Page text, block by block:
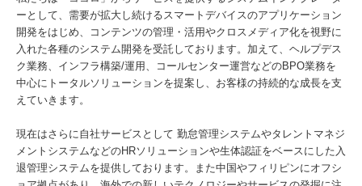
ーとして、需要が拡大し続けるスマートデバイスのアプリケーション
開発をはじめ、コンテンツの管理・活用やクロスメディア化を視野に
入れた各種のシステム開発を受託しております。加えて、ヘルプデス
ク業務、インフラ構築/運用、コールセンター運営などのBPO業務を
中心にトータルソリューションを提案し、お客様の持続的な成長を支
えていきます。
現在はさらに自社サービスとして 勤怠管理システムやタレントマネジ
メントシステムなどのHRソリューションや生体認証をベースにした入
退管理システムを提供しております。また中国やフィリピンにオフシ